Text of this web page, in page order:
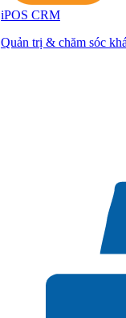
iPOS CRM
Quản trị & chăm sóc